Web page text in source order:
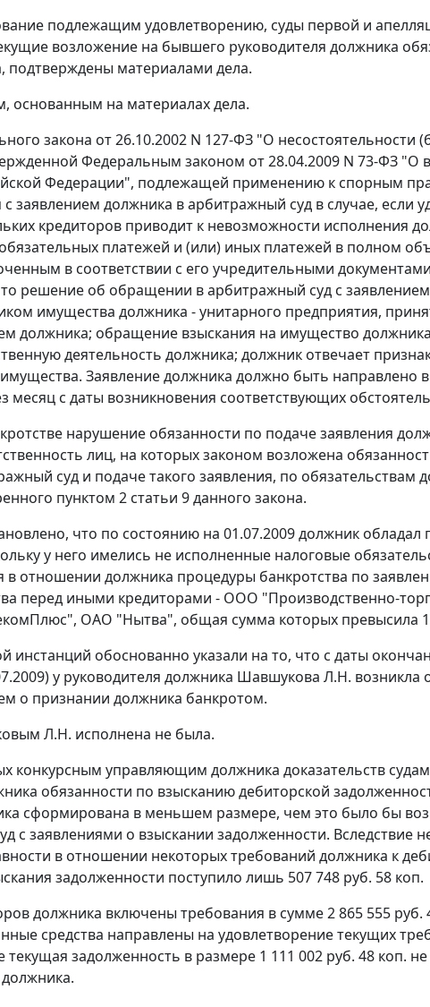
подлежащим удовлетворению, суды первой и
возложение на бывшего руководителя должника
подтверждены материалами дела.
основанным на материалах дела.
закона от 26.10.2002 N 127-ФЗ "О несостоятельности
Федеральным законом от 28.04.2009 N 73-ФЗ "О
Федерации", подлежащей применению к спорным
заявлением должника в арбитражный суд в случае, если
кредиторов приводит к невозможности исполнения
платежей и (или) иных платежей в полном
в соответствии с его учредительными
решение об обращении в арбитражный суд с
имущества должника - унитарного предприятия,
должника; обращение взыскания на имущество
деятельность должника; должник отвечает
Заявление должника должно быть направлено
месяц с даты возникновения соответствующих
нарушение обязанности по подаче заявления
лиц, на которых законом возложена
суд и подаче такого заявления, по обязательствам
пунктом 2 статьи 9данного закона.
что по состоянию на 01.07.2009 должник обладал
у него имелись не исполненные налоговые
в отношении должника процедуры банкротства по
перед иными кредиторами - ООО "Производственно-
ОАО "Нытва", общая сумма которых превысила
инстанций обоснованно указали на то, что с даты
у руководителя должника Шавшукова Л.Н. возникла
о признании должника банкротом.
Л.Н. исполнена не была.
конкурсным управляющим должника доказательств
обязанности по взысканию дебиторской
сформирована в меньшем размере, чем это было бы
с заявлениями о взыскании задолженности. Вследствие
в отношении некоторых требований должника к
задолженности поступило лишь 507 748 руб. 58 коп.
должника включены требования в сумме 2 865 555
средства направлены на удовлетворение текущих
задолженность в размере 1 111 002 руб. 48 коп.